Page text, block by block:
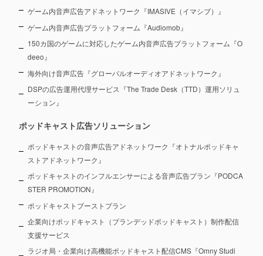
ゲーム内音声広告アドネットワーク『IMASIVE（イマシブ）』
ゲーム内音声広告プラットフォーム『Audiomob』
150カ国のゲームに対応したゲーム内音声広告プラットフォーム『O
deeo』
海外向け音声広告『グローバルオーディオアドネットワーク』
DSPの広告運用代理サービス『The Trade Desk（TTD）運用ソリュ
ーション』
ポッドキャスト広告ソリューション
ポッドキャストの音声広告アドネットワーク『オトナルポッドキャ
ストアドネットワーク』
ポッドキャストのインフルエンサーによる音声広告プラン『PODCA
STER PROMOTION』
ポッドキャストブーストプラン
企業向けポッドキャスト（ブランデッドポッドキャスト）制作配信
支援サービス
ラジオ局・企業向け高機能ポッドキャスト配信CMS『Omny Studi